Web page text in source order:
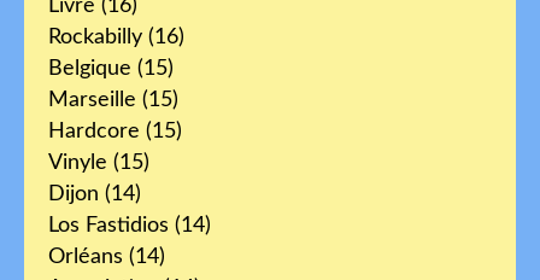
Livre (16)
Rockabilly (16)
Belgique (15)
Marseille (15)
Hardcore (15)
Vinyle (15)
Dijon (14)
Los Fastidios (14)
Orléans (14)